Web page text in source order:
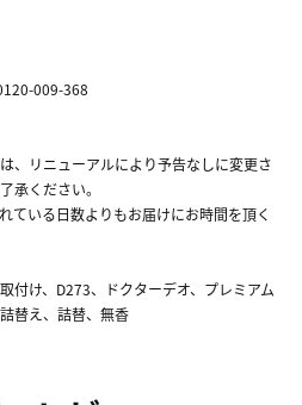
009-368
、リニューアルにより予告なしに変更さ
承ください。
ている日数よりもお届けにお時間を頂く
付け、D273、ドクターデオ、プレミアム
替え、詰替、無香